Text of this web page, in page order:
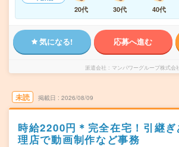
20代
30代 40代
気になる! 応募へ進む
派遣会社 マンパワーグループ株式会
未読 掲載日 2026/08/09
時給2200円＊完全在宅！引継
理店で動画制作など事務